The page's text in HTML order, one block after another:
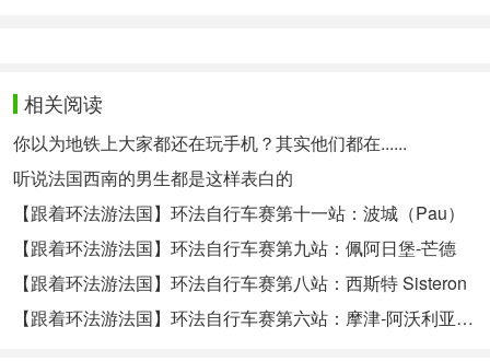
相关阅读
你以为地铁上大家都还在玩手机？其实他们都在......
听说法国西南的男生都是这样表白的
【跟着环法游法国】环法自行车赛第十一站：波城（Pau）
【跟着环法游法国】环法自行车赛第九站：佩阿日堡-芒德
【跟着环法游法国】环法自行车赛第八站：西斯特 Sisteron
【跟着环法游法国】环法自行车赛第六站：摩津-阿沃利亚兹 Morzine-Avoriaz